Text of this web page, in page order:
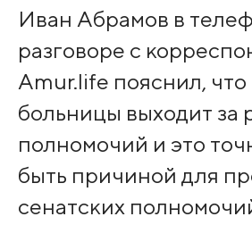
Иван Абрамов в
разговоре с
Amur.life пояснил,
больницы выходит за
полномочий и это
быть причиной для
сенатских